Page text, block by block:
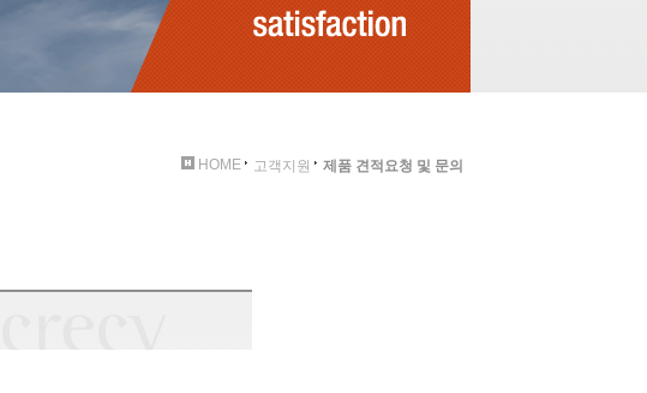
HOME 고객지원 제품 견적요청 및 문의